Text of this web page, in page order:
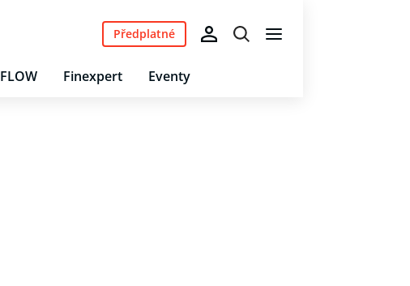
FLOW Finexpert Eventy
Předplatné